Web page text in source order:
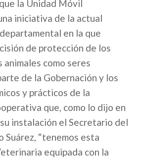
la Unidad Móvil
iniciativa de la actual
en la que
de protección de los
animales como seres
de la Gobernación y los
y prácticos de la
que, como lo dijo en
instalación el Secretario del
Suárez, “tenemos esta
equipada con la